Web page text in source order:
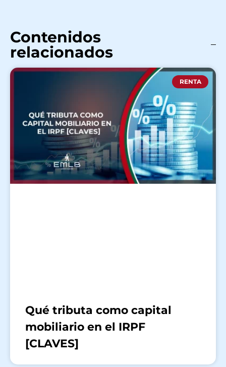
Contenidos
relacionados
RENTA
Qué tributa como capital
mobiliario en el IRPF
[CLAVES]